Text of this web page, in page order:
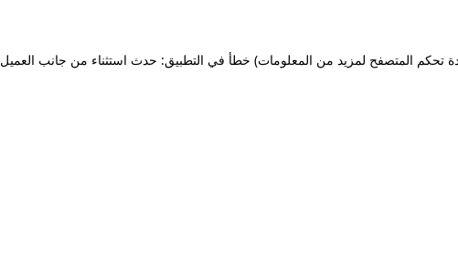
خطأ في التطبيق: حدث استثناء من جانب العميل تحكم المتصفح لمزيد من المعلومات)